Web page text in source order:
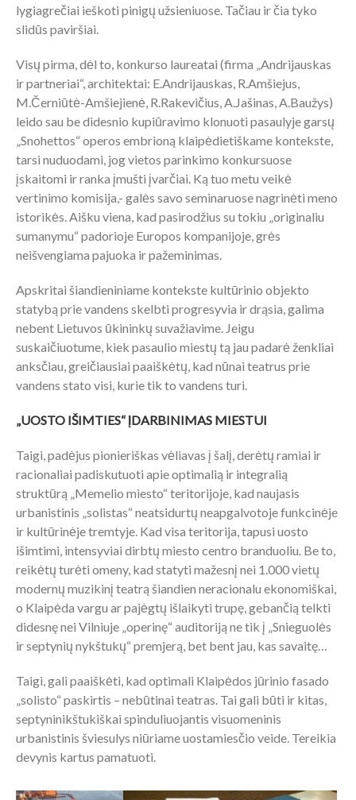
lygiagrečiai ieškoti pinigų užsieniuose. Tačiau ir čia tyko
slidūs paviršiai.
Visų pirma, dėl to, konkurso laureatai (firma „Andrijauskas
ir partneriai“, architektai: E.Andrijauskas, R.Amšiejus,
M.Černiūtė-Amšiejienė, R.Rakevičius, A.Jašinas, A.Baužys)
leido sau be didesnio kupiūravimo klonuoti pasaulyje garsų
„Snohettos“ operos embrioną klaipėdietiškame kontekste,
tarsi nuduodami, jog vietos parinkimo konkursuose
įskaitomi ir ranka įmušti įvarčiai. Ką tuo metu veikė
vertinimo komisija,- galės savo seminaruose nagrinėti meno
istorikės. Aišku viena, kad pasirodžius su tokiu „originaliu
sumanymu“ padorioje Europos kompanijoje, grės
neišvengiama pajuoka ir pažeminimas.
Apskritai šiandieniniame kontekste kultūrinio objekto
statybą prie vandens skelbti progresyvia ir drąsia, galima
nebent Lietuvos ūkininkų suvažiavime. Jeigu
suskaičiuotume, kiek pasaulio miestų tą jau padarė ženkliai
anksčiau, greičiausiai paaiškėtų, kad nūnai teatrus prie
vandens stato visi, kurie tik to vandens turi.
„UOSTO IŠIMTIES“ ĮDARBINIMAS MIESTUI
Taigi, padėjus pionieriškas vėliavas į šalį, derėtų ramiai ir
racionaliai padiskutuoti apie optimalią ir integralią
struktūrą „Memelio miesto“ teritorijoje, kad naujasis
urbanistinis „solistas“ neatsidurtų neapgalvotoje funkcinėje
ir kultūrinėje tremtyje. Kad visa teritorija, tapusi uosto
išimtimi, intensyviai dirbtų miesto centro branduoliu. Be to,
reikėtų turėti omeny, kad statyti mažesnį nei 1.000 vietų
modernų muzikinį teatrą šiandien neracionalu ekonomiškai,
o Klaipėda vargu ar pajėgtų išlaikyti trupę, gebančią telkti
didesnę nei Vilniuje „operinę“ auditoriją ne tik į „Snieguolės
ir septynių nykštukų“ premjerą, bet bent jau, kas savaitę…
Taigi, gali paaiškėti, kad optimali Klaipėdos jūrinio fasado
„solisto“ paskirtis – nebūtinai teatras. Tai gali būti ir kitas,
septyninikštukiškai spinduliuojantis visuomeninis
urbanistinis šviesulys niūriame uostamiesčio veide. Tereikia
devynis kartus pamatuoti.